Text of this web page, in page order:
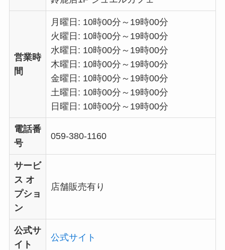
営業時
間
月曜日: 10時00分～19時00分
火曜日: 10時00分～19時00分
水曜日: 10時00分～19時00分
木曜日: 10時00分～19時00分
金曜日: 10時00分～19時00分
土曜日: 10時00分～19時00分
日曜日: 10時00分～19時00分
電話番
号
059-380-1160
サービ
ス オ
プショ
ン
店舗販売有り
公式サ
イト
公式サイト